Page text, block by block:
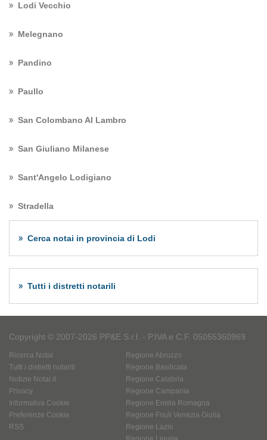
Lodi Vecchio
Melegnano
Pandino
Paullo
San Colombano Al Lambro
San Giuliano Milanese
Sant'Angelo Lodigiano
Stradella
Cerca notai in provincia di Lodi
Tutti i distretti notarili
Copyright © 2007-2026 PP&E S.r.l. - P.IVA e C.F. 05055360969
Ricerca Notai
Tutti i distretti notarili
Notizie Notai.it
Privacy
Informativa Cookie
Preferenze Cookie
RSS
Regione Abruzzo
Regione Basilicata
Regione Calabria
Regione Campania
Regione Emilia Romagna
Regione Friuli Venezia Giulia
Regione Lazio